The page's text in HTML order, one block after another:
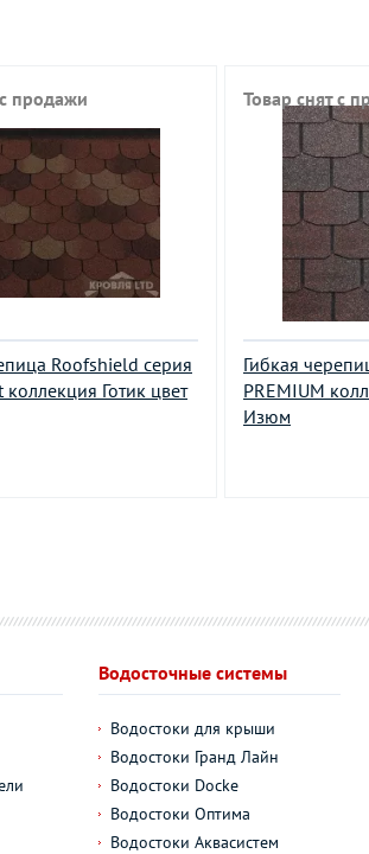
Roofshield серия
Готик цвет
продажи
Гибкая
PREMIUM
Изюм
Товар снят с
Водосточные системы
Водостоки для крыши
Водостоки Гранд Лайн
Водостоки Docke
Водостоки Оптима
Водостоки Аквасистем